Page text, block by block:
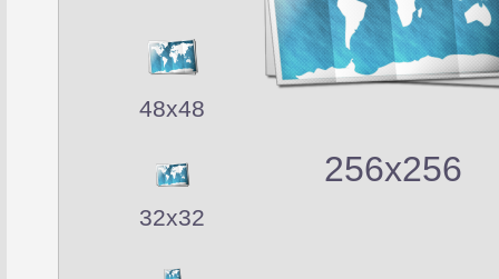
48x48
32x32
256x256